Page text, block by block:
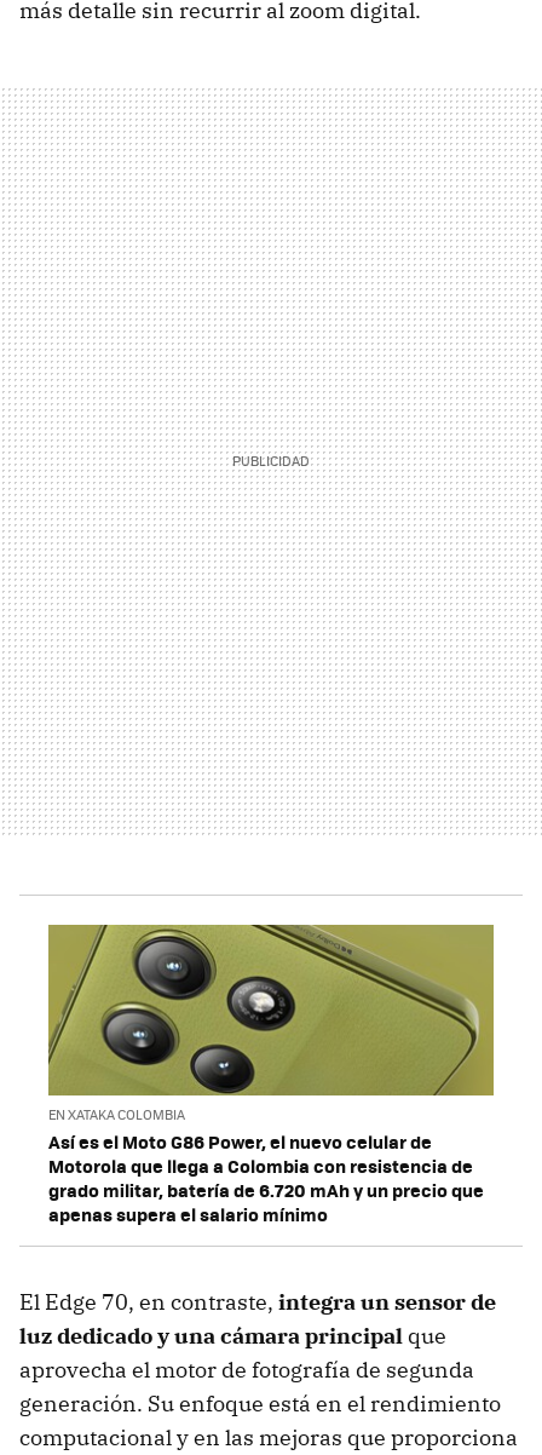
más detalle sin recurrir al zoom digital.
EN XATAKA COLOMBIA
Así es el Moto G86 Power, el nuevo celular de
Motorola que llega a Colombia con resistencia de
grado militar, batería de 6.720 mAh y un precio que
apenas supera el salario mínimo
El Edge 70, en contraste, integra unsensor de
luz dedicadoy una cámara principal que
aprovecha el motor de fotografía de segunda
generación. Su enfoque está en el rendimiento
computacional y en las mejoras que proporciona